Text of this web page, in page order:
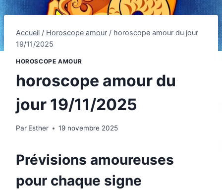
Accueil / Horoscope amour / horoscope amour du jour
19/11/2025
HOROSCOPE AMOUR
horoscope amour du
jour 19/11/2025
Par Esther 19 novembre 2025
Prévisions amoureuses
pour chaque signe